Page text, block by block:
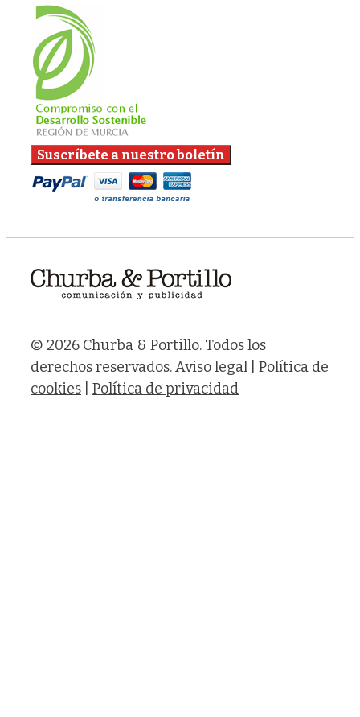
© 2026 Churba & Portillo. Todos los
derechos reservados.Aviso legal
Política de
cookies
Política de privacidad